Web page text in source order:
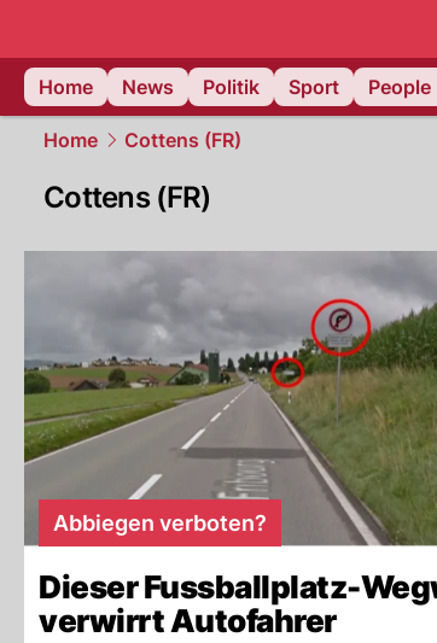
Home
News Politik Sport People
Home Cottens (FR)
Cottens (FR)
Abbiegen verboten?
Dieser Fussballplatz-
verwirrt Autofahrer